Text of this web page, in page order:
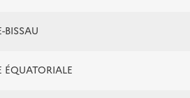
BISSAU
ÉQUATORIALE